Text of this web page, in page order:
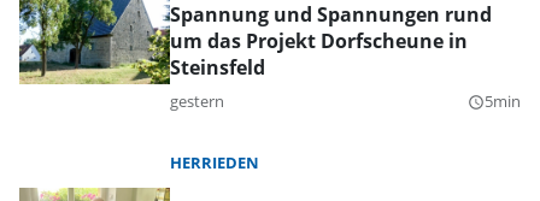
Spannung und Spannungen rund
um das Projekt Dorfscheune in
Steinsfeld
gestern query_builder5min
HERRIEDEN